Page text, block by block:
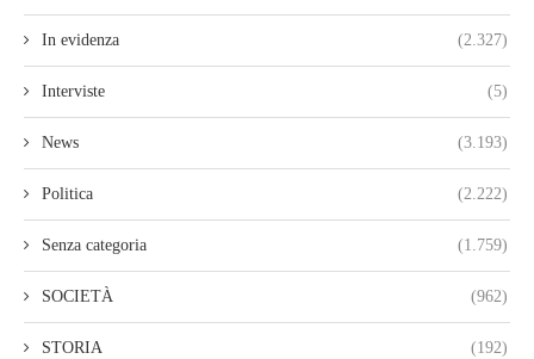
In evidenza (2.327)
Interviste (5)
News (3.193)
Politica (2.222)
Senza categoria (1.759)
SOCIETÀ (962)
STORIA (192)